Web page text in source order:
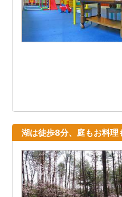
湖は徒歩8分、庭もお料